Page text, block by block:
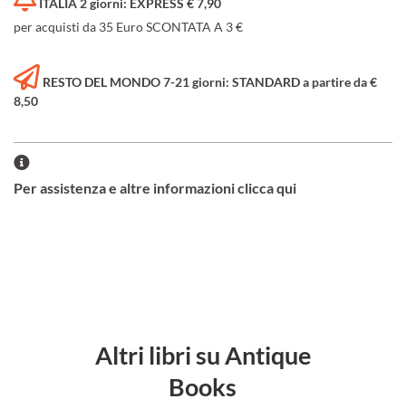
per acquisti da 35 Euro SCONTATA A 3 €
RESTO DEL MONDO 7-21 giorni: STANDARD a partire da €
8,50
Per assistenza e altre informazioni clicca qui
Altri libri su Antique
Books